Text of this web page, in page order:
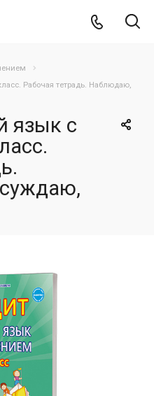
Рабочая тетрадь. Наблюдаю,
язык с